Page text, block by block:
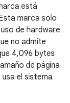
está
marca solo
de hardware
no admite
4,096 bytes
de página
el sistema